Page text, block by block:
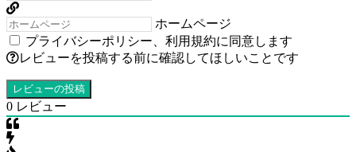
ホームページ
プライバシーポリシー
利用規約に同意します
レビューを投稿する前に確認してほしいことです
0 レビュー